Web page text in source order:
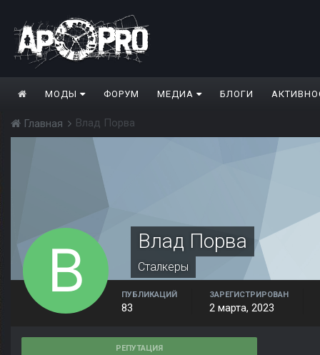
МОДЫ ФОРУМ МЕДИА БЛОГИ
Главная Влад Порва
Влад Порва
Сталкеры
ПУБЛИКАЦИЙ
83
ЗАРЕГИСТРИРОВАН
2 марта, 2023
РЕПУТАЦИЯ